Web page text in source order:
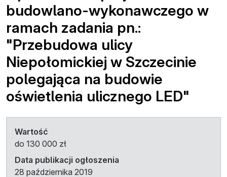
budowlano-wykonawczego w
ramach zadania pn.:
"Przebudowa ulicy
Niepołomickiej w Szczecinie
polegająca na budowie
oświetlenia ulicznego LED"
Wartość
do 130 000 zł
Data publikacji ogłoszenia
28 października 2019